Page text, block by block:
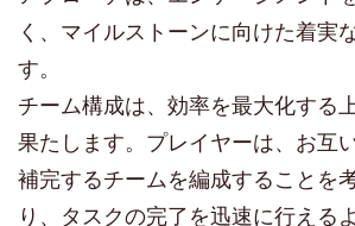
く、マイルストーンに向けた着実
す。
チーム構成は、効率を最大化する
果たします。プレイヤーは、お互
補完するチームを編成することを
り、タスクの完了を迅速に行える